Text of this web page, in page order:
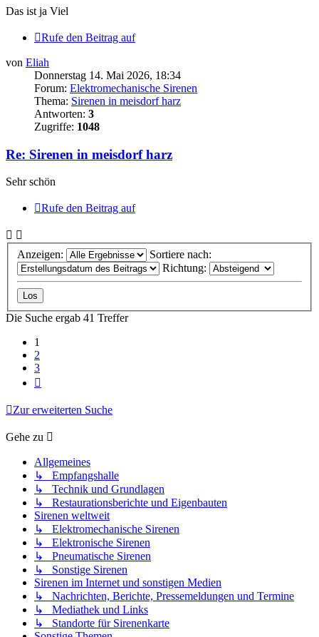
Das ist ja Viel
Rufe den Beitrag auf
von Eliah
Donnerstag 14. Mai 2026, 18:34
Forum: Elektromechanische Sirenen
Thema: Sirenen in meisdorf harz
Antworten: 3
Zugriffe: 1048
Re: Sirenen in meisdorf harz
Sehr schön
Rufe den Beitrag auf
Anzeigen:
Sortiere nach:
Richtung:
Die Suche ergab 41 Treffer
1
2
3
Zur erweiterten Suche
Gehe zu
Allgemeines
↳ Empfangshalle
↳ Technik und Grundlagen
↳ Restaurationsberichte und Eigenbauten
Sirenen weltweit
↳ Elektromechanische Sirenen
↳ Elektronische Sirenen
↳ Pneumatische Sirenen
↳ Sonstige Sirenen
Sirenen im Internet und sonstigen Medien
↳ Nachrichten, Berichte, Pressemeldungen und Termine
↳ Mediathek und Links
↳ Standorte für Sirenenkarte